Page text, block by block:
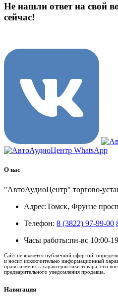
Не нашли ответ на свой
сейчас!
О нас
"АвтоАудиоЦентр" торгово-
Адрес:Томск, Фрунзе
Телефон: 8 (3822) 97-99-00
Часы работы:пн-вс 10:00-
Сайт не является публичной офертой,
и носит исключительно информационный
право изменять характеристики товара, его
предварительного уведомления продавца.
Навигация